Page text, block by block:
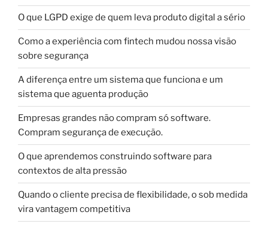
O que LGPD exige de quem leva produto digital a sério
Como a experiência com fintech mudou nossa visão
sobre segurança
A diferença entre um sistema que funciona e um
sistema que aguenta produção
Empresas grandes não compram só software.
Compram segurança de execução.
O que aprendemos construindo software para
contextos de alta pressão
Quando o cliente precisa de flexibilidade, o sob medida
vira vantagem competitiva